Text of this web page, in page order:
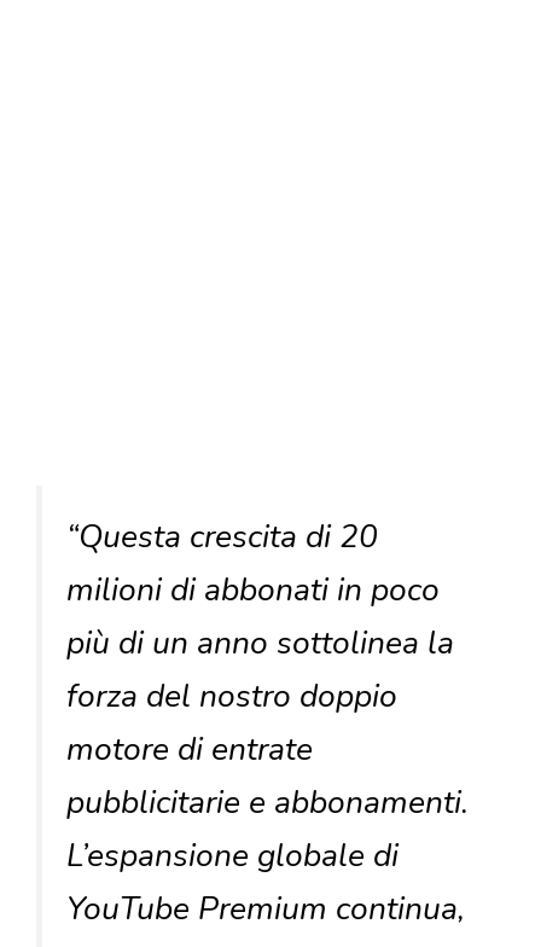
“Questa crescita di 20
milioni di abbonati in poco
più di un anno sottolinea la
forza del nostro doppio
motore di entrate
pubblicitarie e abbonamenti.
L’espansione globale di
YouTube Premium continua,